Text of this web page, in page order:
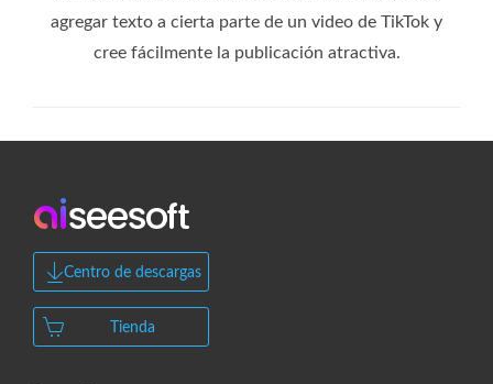
agregar texto a cierta parte de un video de TikTok y
cree fácilmente la publicación atractiva.
Centro de descargas
Tienda